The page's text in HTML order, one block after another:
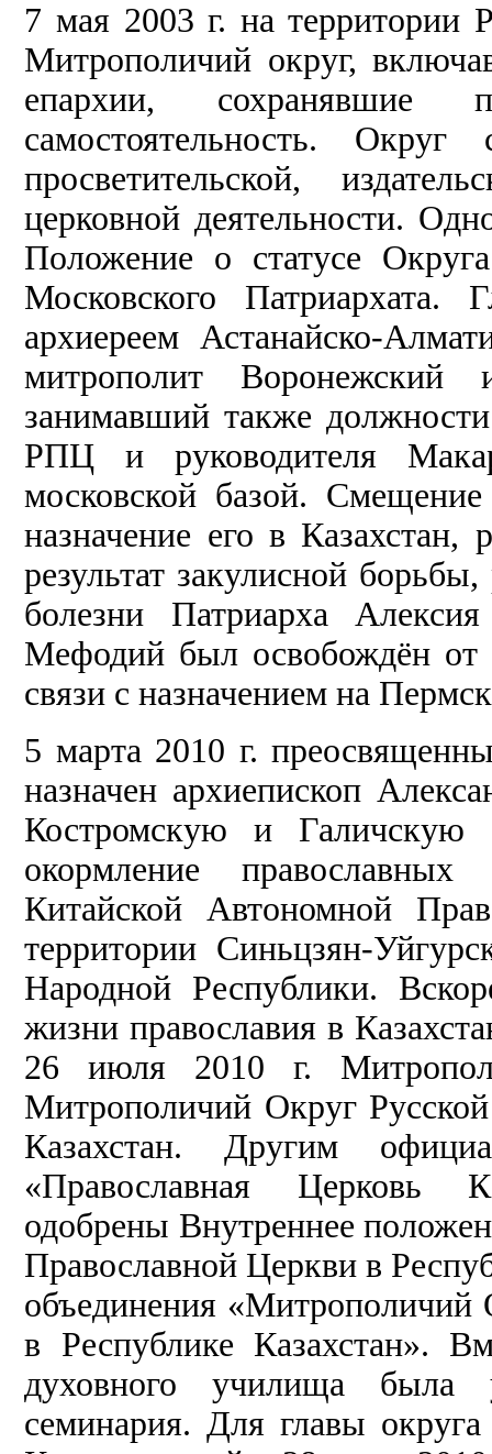
7 мая 2003 г. на территории
Митрополичий округ,
епархии,
самостоятельность.
просветительской,
церковной деятельности.
Положение о статусе
Московского
архиереем Астанайско-
митрополит
занимавший также
РПЦ и руководителя
московской базой.
назначение его в Казахстан,
результат закулисной
болезни Патриарха
Мефодий был освобождён от
связи с назначением на
5 марта 2010 г.
назначен архиепископ
Костромскую и
окормление
Китайской Автономной
территории Синьцзян-
Народной Республики.
жизни православия в
26 июля 2010 г.
Митрополичий Округ
Казахстан. Другим
«Православная Церковь
одобрены Внутреннее
Православной Церкви в
объединения «Митрополичий
в Республике Казахстан».
духовного училища была
семинария. Для главы